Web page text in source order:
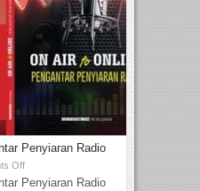
Penyiaran Radio
Off
Penyiaran Radio